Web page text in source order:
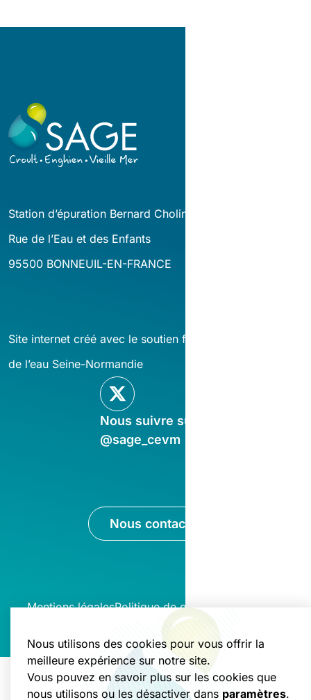
Station d’épuration Bernard Cholin
Rue de l’Eau et des Enfants
95500 BONNEUIL-EN-FRANCE
Site internet créé avec le soutien financier de l’agence
de l’eau Seine-Normandie
Nous suivre sur X
@sage_cevm
Nous contacter
Mentions légalesPolitique de gestion des cookies
Nous utilisons des cookies pour vous offrir la
meilleure expérience sur notre site.
Vous pouvez en savoir plus sur les cookies que
nous utilisons ou les désactiver dans paramètres.